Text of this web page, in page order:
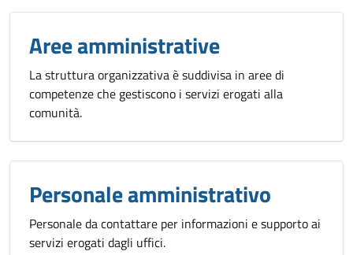
Aree amministrative
La struttura organizzativa è suddivisa in aree di
competenze che gestiscono i servizi erogati alla
comunità.
Personale amministrativo
Personale da contattare per informazioni e supporto ai
servizi erogati dagli uffici.